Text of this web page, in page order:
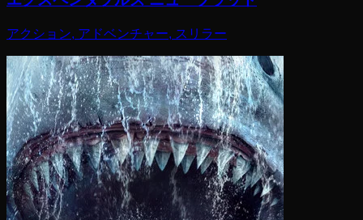
アクション, アドベンチャー, スリラー